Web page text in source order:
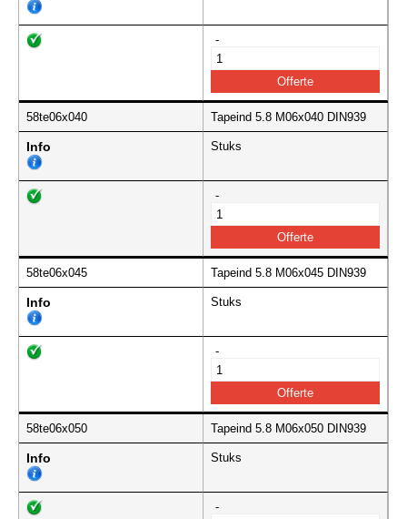
-
58te06x040 Tapeind 5.8 M06x040 DIN939
Info Stuks
-
58te06x045 Tapeind 5.8 M06x045 DIN939
Info Stuks
-
58te06x050 Tapeind 5.8 M06x050 DIN939
Info Stuks
-